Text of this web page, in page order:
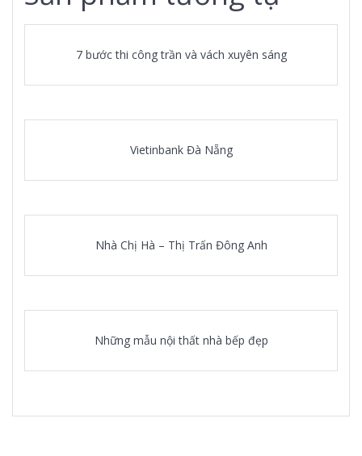
7 bước thi công trần và vách xuyên sáng
Vietinbank Đà Nẵng
Nhà Chị Hà – Thị Trấn Đông Anh
Những mẫu nội thất nhà bếp đẹp